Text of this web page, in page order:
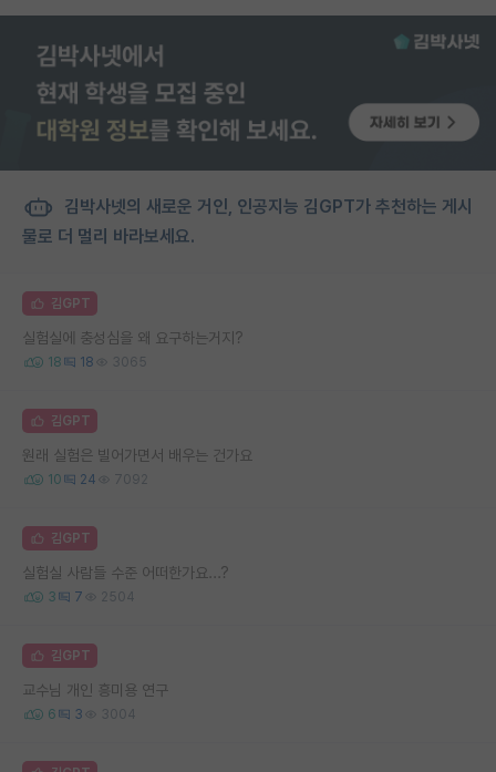
김박사넷의 새로운 거인, 인공지능 김GPT가 추천하는 게시
물로 더 멀리 바라보세요.
김GPT
실험실에 충성심을 왜 요구하는거지?
18 18 3065
김GPT
원래 실험은 빌어가면서 배우는 건가요
10 24 7092
김GPT
실험실 사람들 수준 어떠한가요...?
3 7 2504
김GPT
교수님 개인 흥미용 연구
6 3 3004